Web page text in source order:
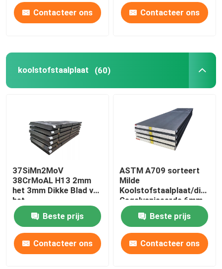
De Delen van de boileroven
koolstofstaalplaat
Naadloze legeringspijp
De Pijp van het precisiestaal
De schilden van de boilerbuis
De Pijp van de boilerlucht
Contacteer ons Contacteer ons
koolstofstaalplaat (60)
37SiMn2MoV
38CrMoAL H13 2mm
het 3mm Dikke Blad van
het
Koolstofijzer/Staalplaat
Beste prijs
Contacteer ons
ASTM A709 sorteert
Milde
Koolstofstaalplaat/dik
Gegalvaniseerde 6mm
Beste prijs
Contacteer ons